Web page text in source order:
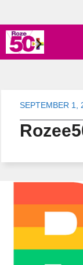
Ga
naar
SEPTEMBER 1,